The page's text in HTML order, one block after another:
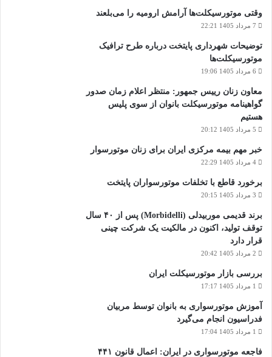
وقتی موتورسیکلت‌ها آرامش ارومیه را می‌بلعند
7 مرداد 1405 22:21
توضیحات شهرداری پایتخت درباره طرح ترافیک
موتورسیکلت‌ها
6 مرداد 1405 19:06
معاون زنان رییس جمهور: منتظر اعلام زمان صدور
گواهینامه موتورسیکلت بانوان از سوی پلیس
هستیم
5 مرداد 1405 20:12
خبر مهم بیمه مرکزی ایران برای زنان موتورسوار
4 مرداد 1405 22:29
برخورد قاطع با تخلفات موتورسواران پایتخت
3 مرداد 1405 20:15
برند قدیمی موربیدلی (Morbidelli) پس از ۴۰ سال
توقف تولید، اکنون در مالکیت یک شرکت چینی
قرار دارد
2 مرداد 1405 20:42
بررسی بازار موتورسیکلت ایران
1 مرداد 1405 17:17
آموزش موتورسواری به بانوان توسط مربیان
فدراسیون انجام می‌گیرد
1 مرداد 1405 17:04
فاجعه موتورسواری در ایران: اعمال قانون ۴۴۱